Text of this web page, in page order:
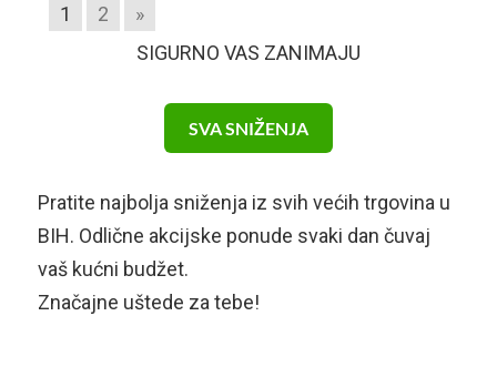
1 2
»
SIGURNO VAS ZANIMAJU
SVA SNIŽENJA
Pratite najbolja sniženja iz svih većih trgovina u
BIH. Odlične akcijske ponude svaki dan čuvaj
vaš kućni budžet.
Značajne uštede za tebe!